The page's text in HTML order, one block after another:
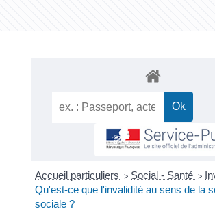
Accueil particuliers > Social - Santé >
Qu'est-ce que l'invalidité au sens de la
sociale ?